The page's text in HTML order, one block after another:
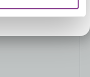
250 g
csapata